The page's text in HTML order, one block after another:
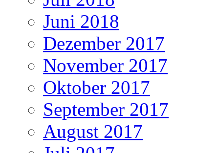
Juni 2018
Dezember 2017
November 2017
Oktober 2017
September 2017
August 2017